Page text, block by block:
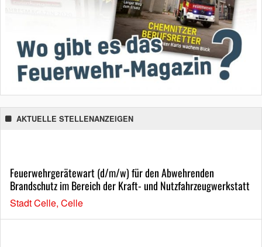
AKTUELLE STELLENANZEIGEN
Feuerwehrgerätewart (d/m/w) für den Abwehrenden
Brandschutz im Bereich der Kraft- und Nutzfahrzeugwerkstatt
Stadt Celle, Celle